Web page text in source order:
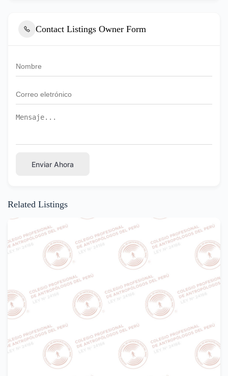
Contact Listings Owner Form
Enviar Ahora
Related Listings